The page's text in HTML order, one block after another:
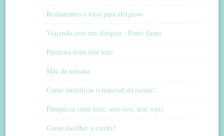
Restaurantes e lojas para alérgicos
Viajando com um alérgico - Porto Santo
Primeira festa sem leite
Mãe da semana
Como identificar o material da escola?
Panquecas (sem leite, sem ovo, sem soja)
Como escolher a escola?